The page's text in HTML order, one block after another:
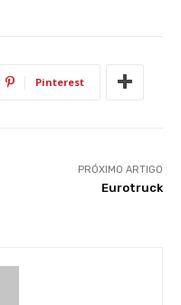
Pinterest
PRÓXIMO ARTIGO
Eurotruck